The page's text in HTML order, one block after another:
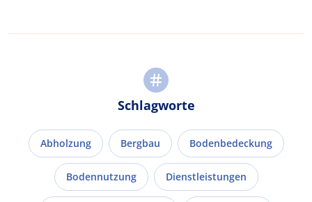
Schlagworte
Abholzung Bergbau Bodenbedeckung
Bodennutzung Dienstleistungen